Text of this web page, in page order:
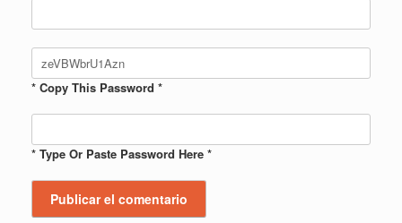
* Copy This Password *
* Type Or Paste Password Here *